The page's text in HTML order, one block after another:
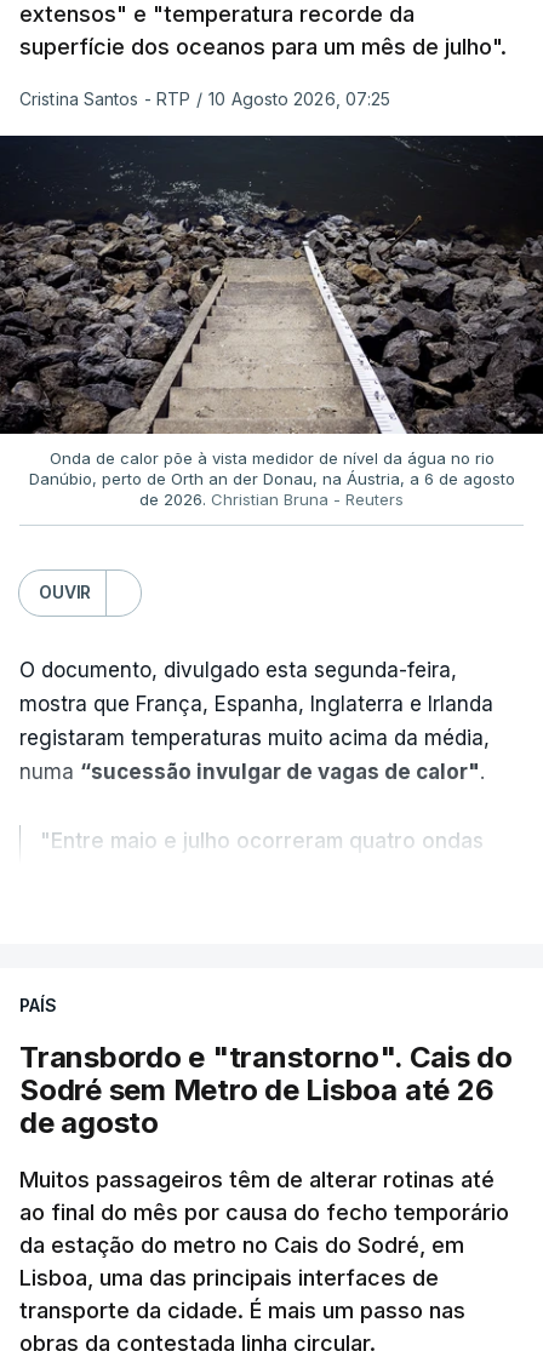
extensos" e "temperatura recorde da
superfície dos oceanos para um mês de julho".
Cristina Santos - RTP / 10 Agosto 2026, 07:25
Onda de calor põe à vista medidor de nível da água no rio
Danúbio, perto de Orth an der Donau, na Áustria, a 6 de agosto
de 2026. Christian Bruna - Reuters
OUVIR
O documento, divulgado esta segunda-feira,
mostra que França, Espanha, Inglaterra e Irlanda
registaram temperaturas muito acima da média,
numa “sucessão invulgar de vagas de calor".
"Entre maio e julho ocorreram quatro ondas
temperaturas recorde, também a
ajudou
.
Pelo contrário, a precipitação manteve-se
abaixo do normal
perderam grande parte da humidade.
Houve também uma “diminuição significativa de
caudais de rios, incluindo rios como o Sena, o
Reno e o Danúbio” que teveimpacto no
PAÍS
Transbordo e "transtorno". Cais do
Sodré sem Metro de Lisboa até 26
de agosto
Muitos passageiros têm de alterar rotinas até
ao final do mês por causa do fecho temporário
da estação do metro no Cais do Sodré, em
Lisboa, uma das principais interfaces de
transporte da cidade. É mais um passo nas
obras da contestada linha circular.